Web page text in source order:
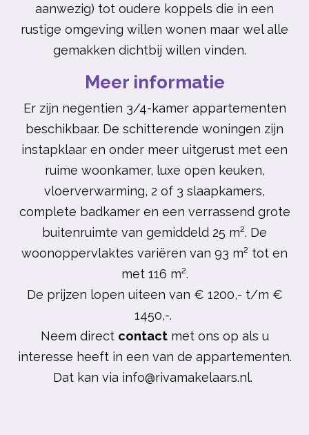
aanwezig) tot oudere koppels die in een
rustige omgeving willen wonen maar wel alle
gemakken dichtbij willen vinden.
Meer informatie
Er zijn negentien 3/4-kamer appartementen
beschikbaar. De schitterende woningen zijn
instapklaar en onder meer uitgerust met een
ruime woonkamer, luxe open keuken,
vloerverwarming, 2 of 3 slaapkamers,
complete badkamer en een verrassend grote
buitenruimte van gemiddeld 25 m². De
woonoppervlaktes variëren van 93 m² tot en
met 116 m².
De prijzen lopen uiteen van € 1200,- t/m €
1450,-.
Neem direct contactmet ons op als u
interesse heeft in een van de appartementen.
Dat kan via info@rivamakelaars.nl.